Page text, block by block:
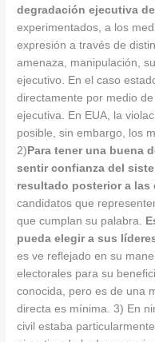
degradación ejecutiva
experimentados, a los
expresión a través de
amenaza, manipulación,
ejecutivo. En el caso
directamente por medio
ejecutiva. En EUA, la
posible, sin embargo, los
2) Para tener una buena
sentir confianza del
resultado posterior a las
candidatos que
que cumplan su palabra.
pueda elegir a sus
es ve reflejado en su
electorales para su
conocida, pero es de una
directa es mínima. 3) En
civil estaba